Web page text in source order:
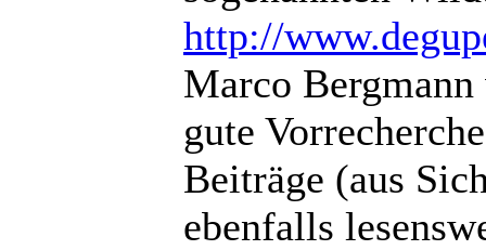
http://
Marco
gute
Beiträge (aus
ebenfalls